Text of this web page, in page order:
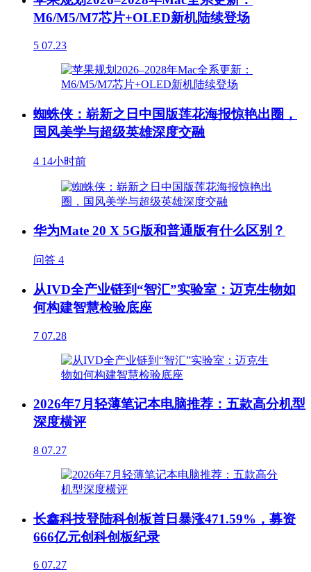
M6/M5/M7芯片+OLED新机陆续登场
5 07.23
蜘蛛侠：崭新之日中国版莲花海报惊艳出圈，
国风美学与超级英雄深度交融
4 14小时前
华为Mate 20 X 5G版和普通版有什么区别？
问答 4
从IVD全产业链到“智汇”实验室：迈克生物如
何构建智慧检验底座
7 07.28
2026年7月轻薄笔记本电脑推荐：五款高分机型
深度横评
8 07.27
长鑫科技登陆科创板首日暴涨471.59%，募资
666亿元创科创板纪录
6 07.27